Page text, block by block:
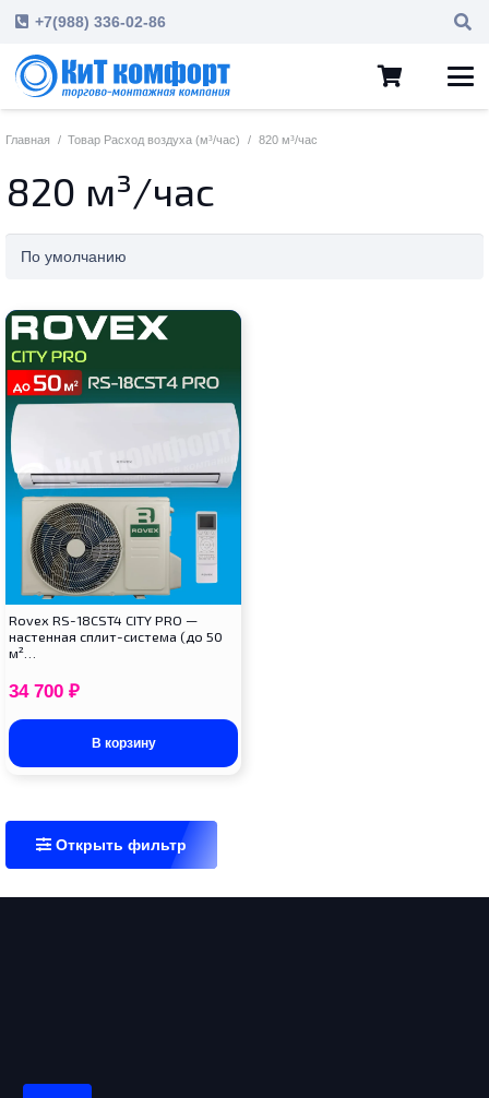
+7(988) 336-02-86
Главная / Товар Расход воздуха (м³/час) / 820 м³/час
820 м³/час
Rovex RS-18CST4 CITY PRO —
настенная сплит-система (до 50
м²…
34 700 ₽
В корзину
Открыть фильтр